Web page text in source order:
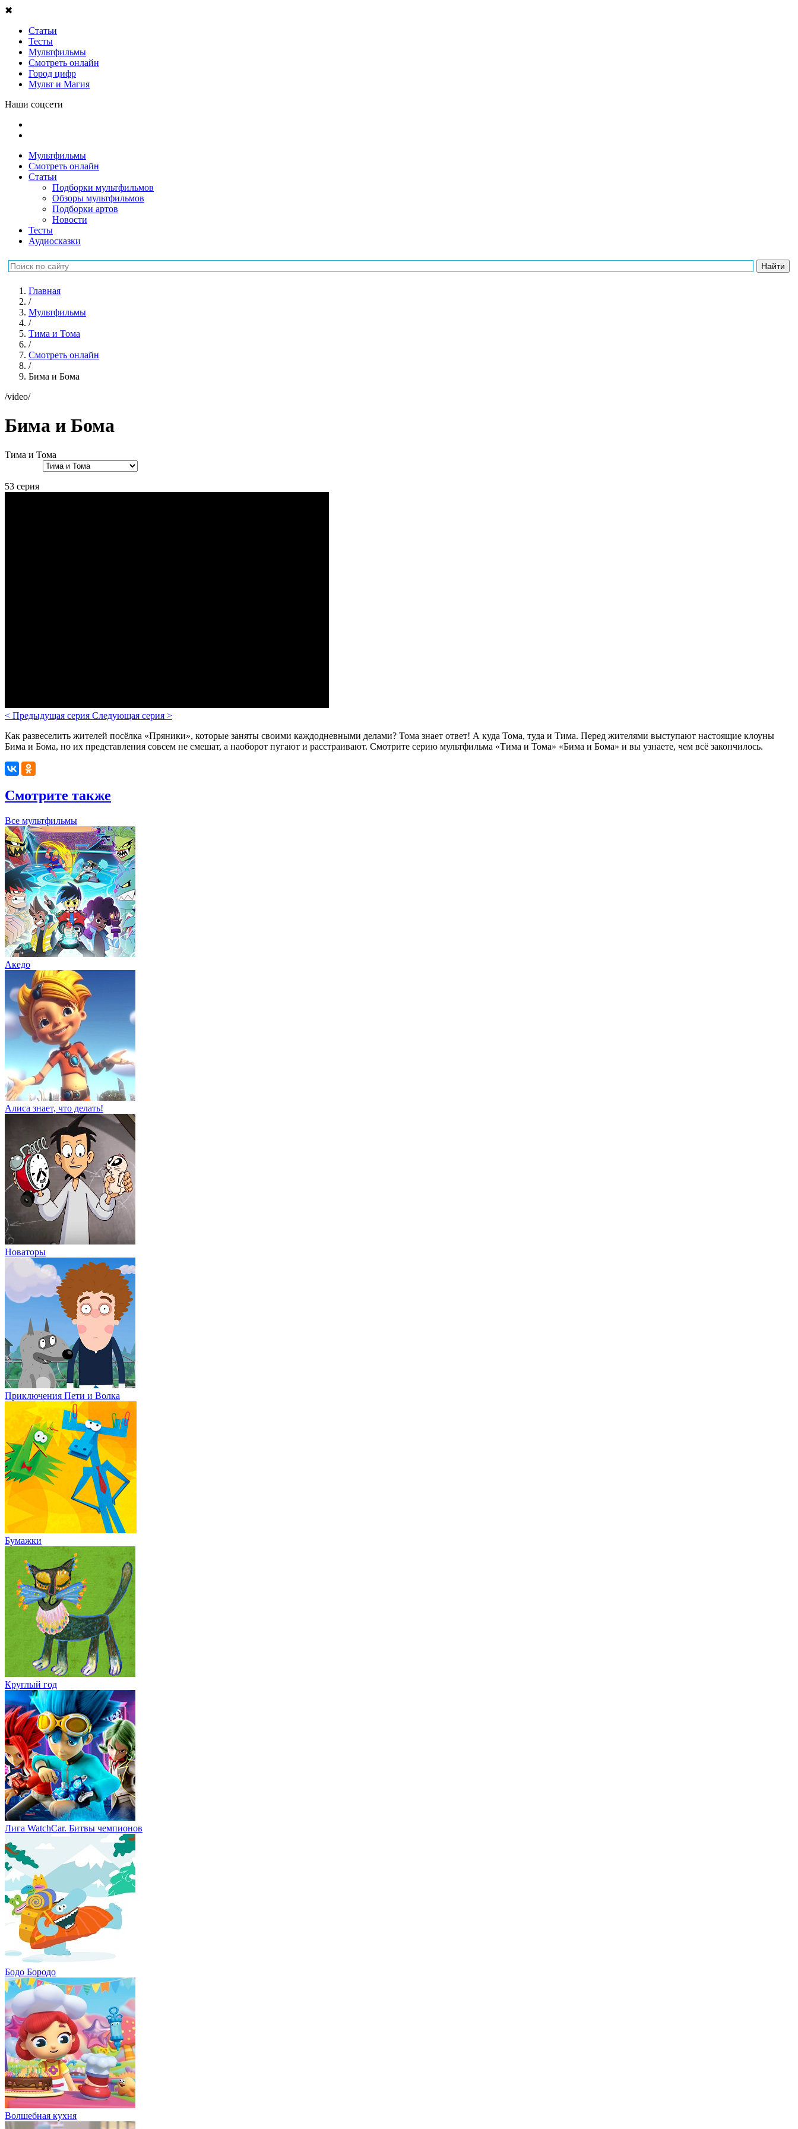
✖
Статьи
Тесты
Мультфильмы
Смотреть онлайн
Город цифр
Мульт и Магия
Наши соцсети
Мультфильмы
Смотреть онлайн
Статьи
Подборки мультфильмов
Обзоры мультфильмов
Подборки артов
Новости
Тесты
Аудиосказки
Главная
/
Мультфильмы
/
Тима и Тома
/
Смотреть онлайн
/
Бима и Бома
/video/
Бима и Бома
Тима и Тома
53 серия
< Предыдущая серия Следующая серия >
Как развеселить жителей посёлка «Пряники», которые заняты своими каждодневными делами? Тома знает ответ! А куда Тома, туда и Тима. Перед жителями выступают настоящие клоуны
Бима и Бома, но их представления совсем не смешат, а наоборот пугают и расстраивают. Смотрите серию мультфильма «Тима и Тома» «Бима и Бома» и вы узнаете, чем всё закончилось.
Смотрите также
Все мультфильмы
Акедо
Алиса знает, что делать!
Новаторы
Приключения Пети и Волка
Бумажки
Круглый год
Лига WatchCar. Битвы чемпионов
Бодо Бородо
Волшебная кухня